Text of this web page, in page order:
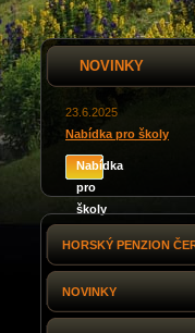
NOVINKY
23.6.2025
Nabídka pro školy
Nabídka
pro
školy
HORSKÝ PENZION
NOVINKY